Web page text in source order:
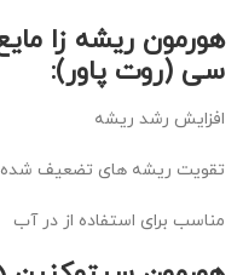
سی (روت پاور):
افزایش رشد ریشه
تقویت ریشه های تضعیف شده
مناسب برای استفاده از در آب